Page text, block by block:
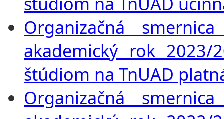
Organizačná
akademický rok
štúdiom na TnUAD
Organizačná